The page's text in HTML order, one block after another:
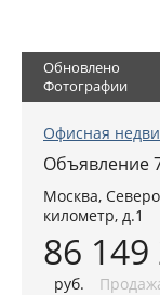
Обновлено
Фотографии
Офисная
Объявление
Москва,
километр, д.1
86 149
руб.